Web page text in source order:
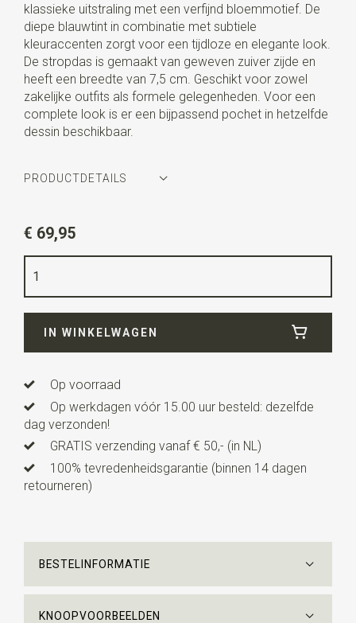
klassieke uitstraling met een verfijnd bloemmotief. De
diepe blauwtint in combinatie met subtiele
kleuraccenten zorgt voor een tijdloze en elegante look.
De stropdas is gemaakt van geweven zuiver zijde en
heeft een breedte van 7,5 cm. Geschikt voor zowel
zakelijke outfits als formele gelegenheden. Voor een
complete look is er een bijpassend pochet in hetzelfde
dessin beschikbaar.
PRODUCTDETAILS
marineblauw / bruin / wit
Kwaliteit
Lengteca. 148 cm
€ 69,95
IN WINKELWAGEN
Op voorraad
Op werkdagen vóór 15.00 uur besteld: dezelfde
dag verzonden!
GRATIS verzending vanaf € 50,- (in NL)
100% tevredenheidsgarantie (binnen 14 dagen
retourneren)
BESTELINFORMATIE
KNOOPVOORBEELDEN